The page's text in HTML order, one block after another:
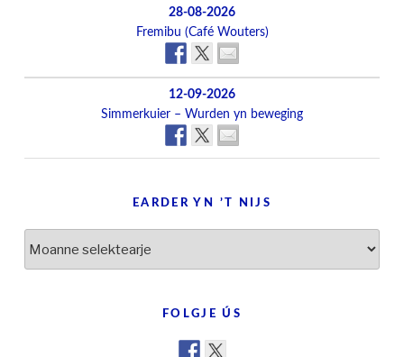
28-08-2026
Fremibu (Café Wouters)
12-09-2026
Simmerkuier – Wurden yn beweging
EARDER YN ’T NIJS
yn
FOLGJE ÚS